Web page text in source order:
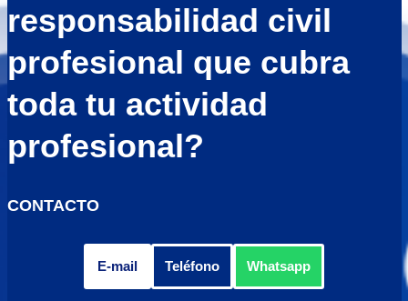
responsabilidad civil
profesional que cubra
toda tu actividad
profesional?
CONTACTO
E-mail Teléfono Whatsapp